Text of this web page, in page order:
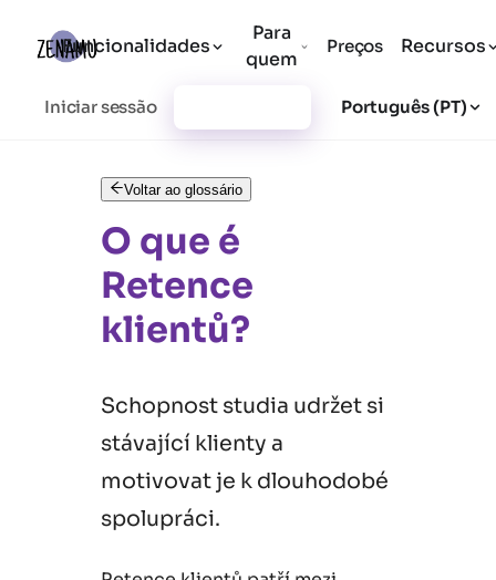
Funcionalidades
Para
quem
Preços Recursos
Iniciar sessão Português (PT)
Voltar ao glossário
O que é
Retence
klientů?
Schopnost studia udržet si
stávající klienty a
motivovat je k dlouhodobé
spolupráci.